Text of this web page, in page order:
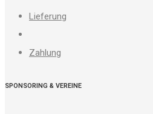
Lieferung
Zahlung
SPONSORING & VEREINE